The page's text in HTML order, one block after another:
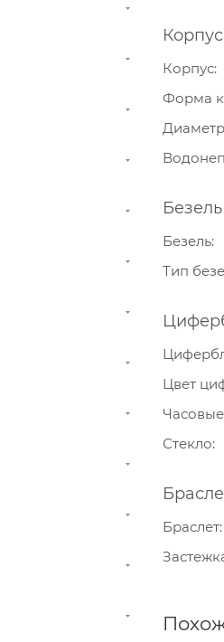
Корпус
Корпус
Форма
Диаметр
Безель
Безель
Тип
Цвет
Стекло
Браслет